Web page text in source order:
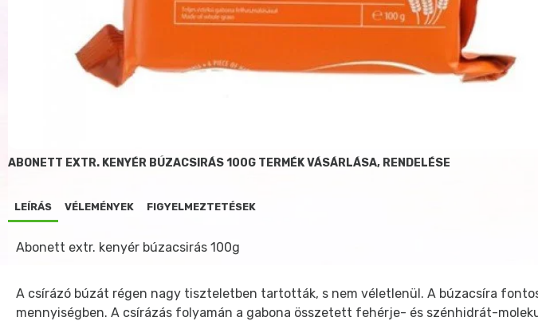
ABONETT EXTR. KENYÉR BÚZACSIRÁS 100G TERMÉK VÁSÁRLÁSA, RENDELÉSE
LEÍRÁS VÉLEMÉNYEK FIGYELMEZTETÉSEK
Abonett extr. kenyér búzacsirás 100g
A csírázó búzát régen nagy tiszteletben tartották, s nem véletlenül. A búzacsíra
mennyiségben. A csírázás folyamán a gabona összetett fehérje- és szénhidrát-